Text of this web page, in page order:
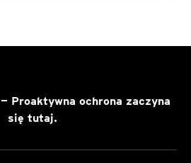
Proaktywna ochrona zaczyna
się tutaj.